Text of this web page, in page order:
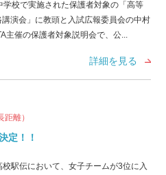
校で実施された保護者対象の「高等
演会」に教頭と入試広報委員会の中村
主催の保護者対象説明会で、公...
詳細を見る
離）
定！！
駅伝において、女子チームが3位に入